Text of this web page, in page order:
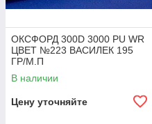
ОКСФОРД 300D 3000 PU WR
ЦВЕТ №223 ВАСИЛЕК 195
ГР/М.П
В наличии
Цену уточняйте